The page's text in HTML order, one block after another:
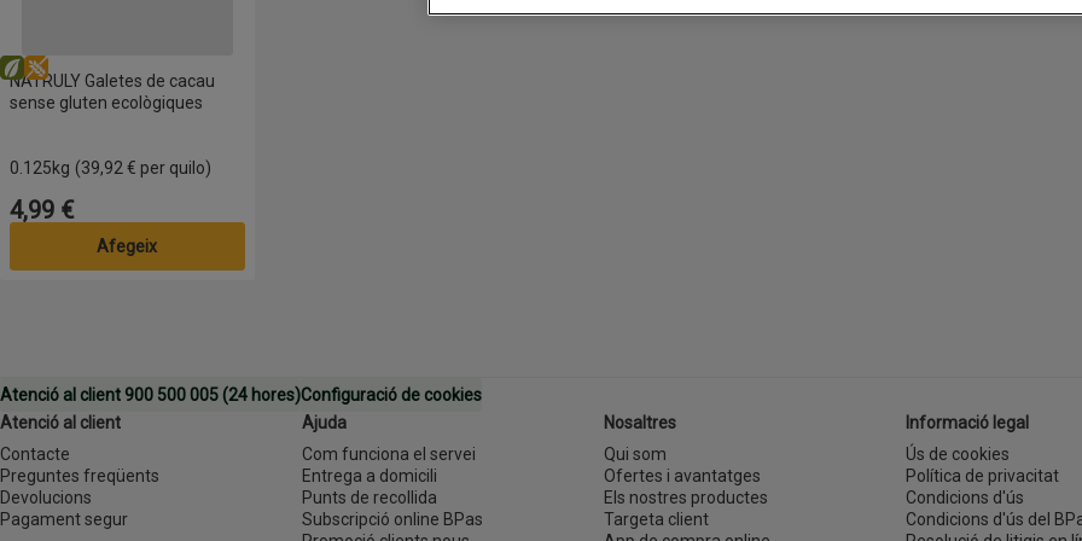
Eco
Sense gluten
NATRULY Galetes de cacau
sense gluten ecològiques
0.125kg (39,92 € per quilo)
Preu
4,99 €
Afegeix
Atenció al client 900 500 005 (24 hores)Configuració de cookies
Atenció al client
Contacte
Preguntes freqüents
Devolucions
Pagament segur
Ajuda
Com funciona el servei
Entrega a domicili
Punts de recollida
Subscripció online BPas
Nosaltres
Qui som
Ofertes i avantatges
Els nostres productes
Targeta client
Informació legal
Ús de cookies
Política de privacitat
Condicions d'ús
Condicions d'ús del